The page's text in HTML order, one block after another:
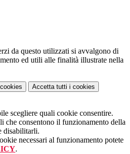
da questo utilizzati si avvalgono di
ed utili alle finalità illustrate nella
Accetta tutti i cookies
scegliere quali cookie consentire.
che consentono il funzionamento della
disabilitarli.
necessari al funzionamento potete
.